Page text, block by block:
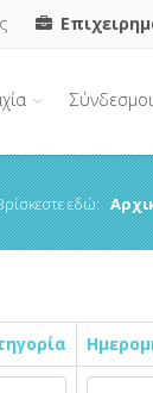
Σύνδεσμοι
εδώ: